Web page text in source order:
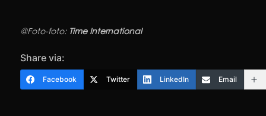
@Foto-foto: Time International
Share via:
Facebook Twitter LinkedIn Email